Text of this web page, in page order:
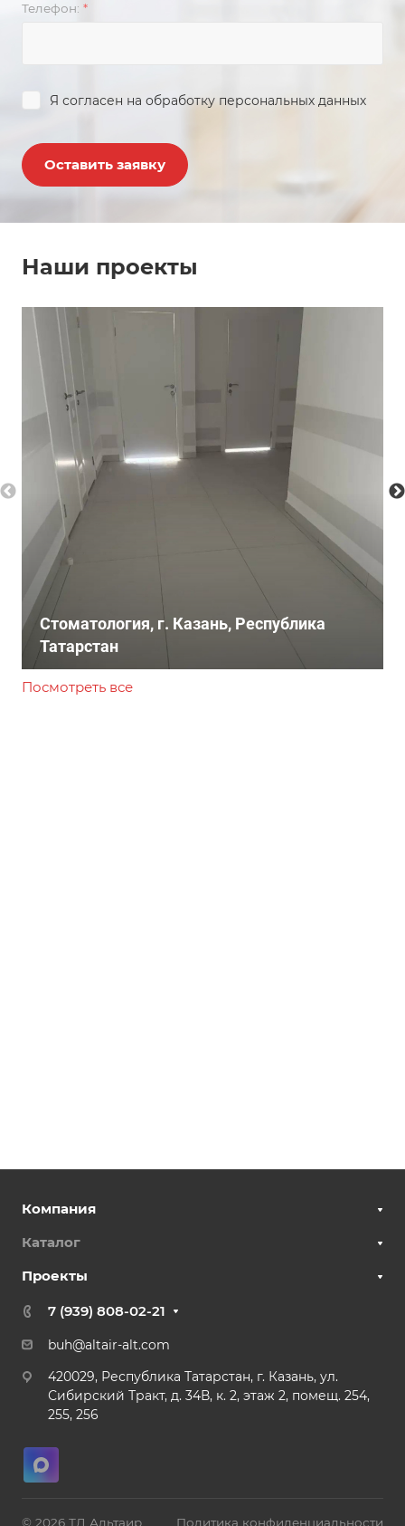
Телефон: *
Я согласен на обработку персональных данных
Оставить заявку
Наши проекты
Стоматология, г. Казань, Республика
Татарстан
Посмотреть все
Компания
Каталог
Проекты
7 (939) 808-02-21
buh@altair-alt.com
420029, Республика Татарстан, г. Казань, ул.
Сибирский Тракт, д. 34В, к. 2, этаж 2, помещ. 254,
255, 256
© 2026 ТД Альтаир Политика конфиденциальности